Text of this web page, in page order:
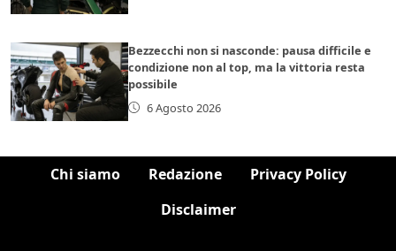
Bezzecchi non si nasconde: pausa difficile e
condizione non al top, ma la vittoria resta
possibile
6 Agosto 2026
Chi siamo Redazione
Privacy Policy
Disclaimer